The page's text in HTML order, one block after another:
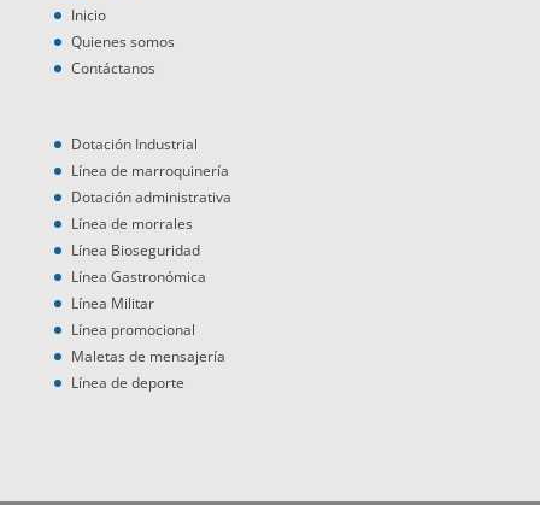
Inicio
Quienes somos
Contáctanos
Dotación Industrial
Línea de marroquinería
Dotación administrativa
Línea de morrales
Línea Bioseguridad
Línea Gastronómica
Línea Militar
Línea promocional
Maletas de mensajería
Línea de deporte